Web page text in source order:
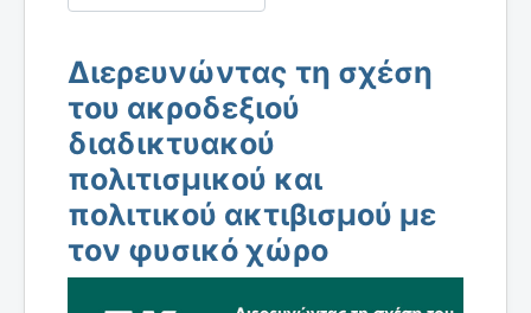
Διερευνώντας τη σχέση
του ακροδεξιού
διαδικτυακού
πολιτισμικού και
πολιτικού ακτιβισμού με
τον φυσικό χώρο